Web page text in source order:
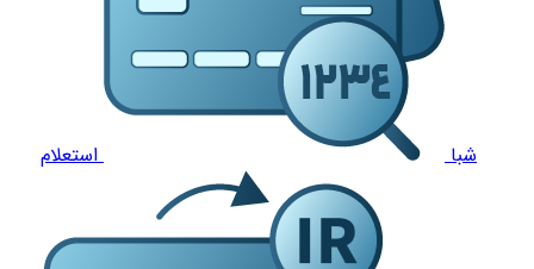
شبا استعلام